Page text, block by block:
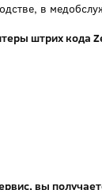
в
штрих кода
вы